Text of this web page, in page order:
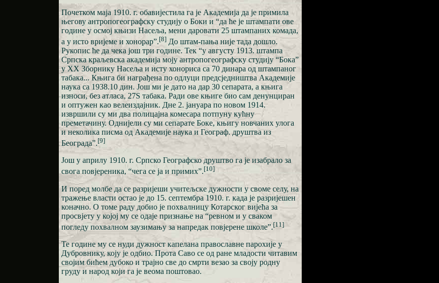
Почетком маја 1910. г. обавијестила га је Академија да је примила
његову антропогеографску студију о Боки и “да ће је штампати ове
године у осмој књизи Насеља, мени даровати 25 штампаних комада,
а у исто вријеме и хонорар”.[8] До штам-пања није тада дошло.
Рукопис ће да чека још три године. Тек “у августу 1913. штампа
Српска краљевска академија моју антропогеографску студију “Бока”
у XX Зборнику Насеља и исту хонориса са 70 динара од штампаног
табака... Књига би награђена по одлуци предсједништва Академије
наука са 1938.10 дин. Још ми је дато на дар 30 сепарата, а књига
износи, без атласа, 27Ѕ табака. Ради ове књиге био сам денунциран
и оптужен као велеиздајник. Дне 2. јануара по новом 1914.
извршили су ми два полицајна комесара потпуну кућну
преметачину. Однијели су ми сепарате Боке, књигу новчаних улога
и неколика писма од Академије наука и Географ. друштва из
Београда”.[9]
Још у априлу 1910. г. Српско Географско друштво га је изабрало за
свога повјереника, “чега се ја и примих”.[10]
И поред молбе да се разријеши учитељске дужности у своме селу, на
тражење власти остао је до 15. септембра 1910. г. када је разријешен
коначно. О томе раду добио је похвалницу Котарског вијећа за
просвјету у којој му се одаје признање на “ревном и у сваком
погледу похвалном заузимању за напредак повјерене школе”.[11]
Те године му се нуди дужност капелана православне парохије у
Дубровнику, коју је одбио. Прота Саво се од ране младости читавим
својим бићем дубоко и трајно све до смрти везао за своју родну
груду и народ који га је веома поштовао.